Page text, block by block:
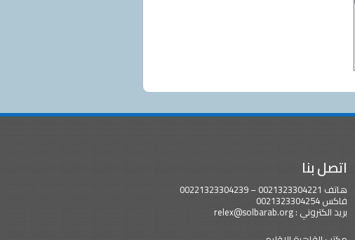
اتصل بنا
هاتف 0021323304221 – 00221323304239
فاكس 0021323304254
بريد الكتروني : relex@solbarab.org